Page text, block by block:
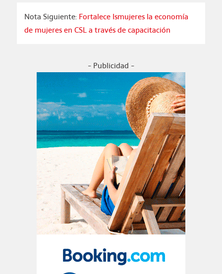
Nota Siguiente: Fortalece Ismujeres la economía
de mujeres en CSL a través de capacitación
- Publicidad -